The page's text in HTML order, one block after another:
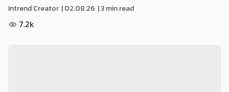
Intrend Creator |02.08.26 | 3 min read
7.2k